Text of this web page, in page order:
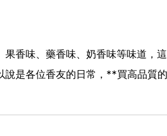
香味、藥香味、奶香味等味道，
說是各位香友的日常，**買高品質